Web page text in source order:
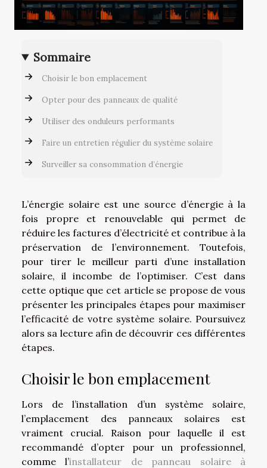
Sommaire
Choisir le bon emplacement
Opter pour des panneaux de qualité
Utiliser des onduleurs performants
Faire un entretien régulier du système solaire
Surveiller sa consommation d’énergie
L’énergie solaire est une source d’énergie à la
fois propre et renouvelable qui permet de
réduire les factures d’électricité et contribue à la
préservation de l’environnement. Toutefois,
pour tirer le meilleur parti d’une installation
solaire, il incombe de l’optimiser. C’est dans
cette optique que cet article se propose de vous
présenter les principales étapes pour maximiser
l’efficacité de votre système solaire. Poursuivez
alors sa lecture afin de découvrir ces différentes
étapes.
Choisir le bon emplacement
Lors de l’installation d’un système solaire,
l’emplacement des panneaux solaires est
vraiment crucial. Raison pour laquelle il est
recommandé d’opter pour un professionnel,
comme l’installateur de panneau solaire à